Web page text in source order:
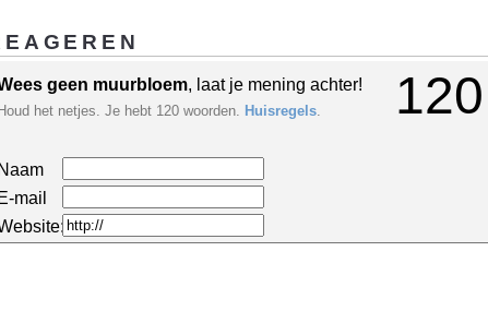
120
geen muurbloem, laat je mening achter!
Houd het netjes. Je hebt 120 woorden. Huisregels.
Naam
E-mail